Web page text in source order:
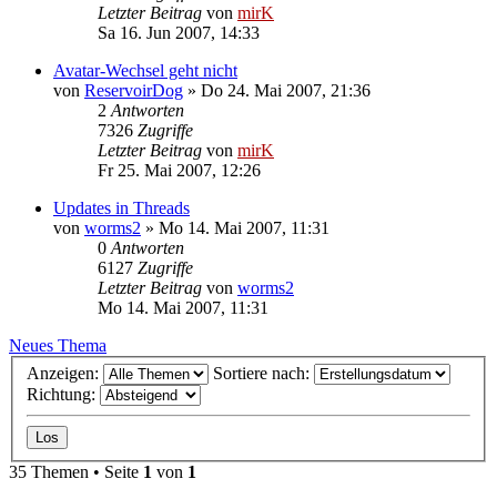
Letzter Beitrag von mirK
Sa 16. Jun 2007, 14:33
Avatar-Wechsel geht nicht
von ReservoirDog » Do 24. Mai 2007, 21:36
2 Antworten
7326 Zugriffe
Letzter Beitrag von mirK
Fr 25. Mai 2007, 12:26
Updates in Threads
von worms2 » Mo 14. Mai 2007, 11:31
0 Antworten
6127 Zugriffe
Letzter Beitrag von worms2
Mo 14. Mai 2007, 11:31
Neues Thema
Anzeigen:
Sortiere nach:
Richtung:
35 Themen • Seite 1 von 1